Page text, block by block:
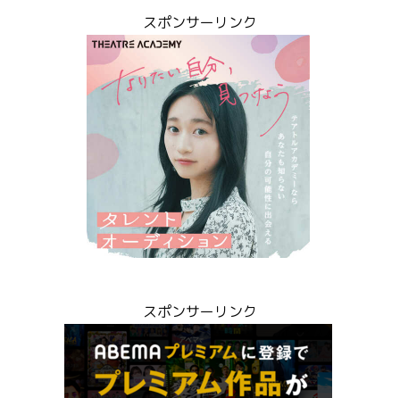
スポンサーリンク
スポンサーリンク